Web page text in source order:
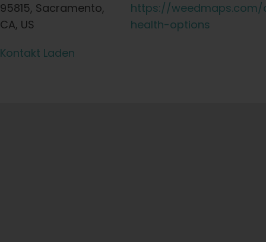
Autoflower-Samen
Triploide Samen
95815, Sacramento,
CA, US
https://
health-options
Kontakt Laden